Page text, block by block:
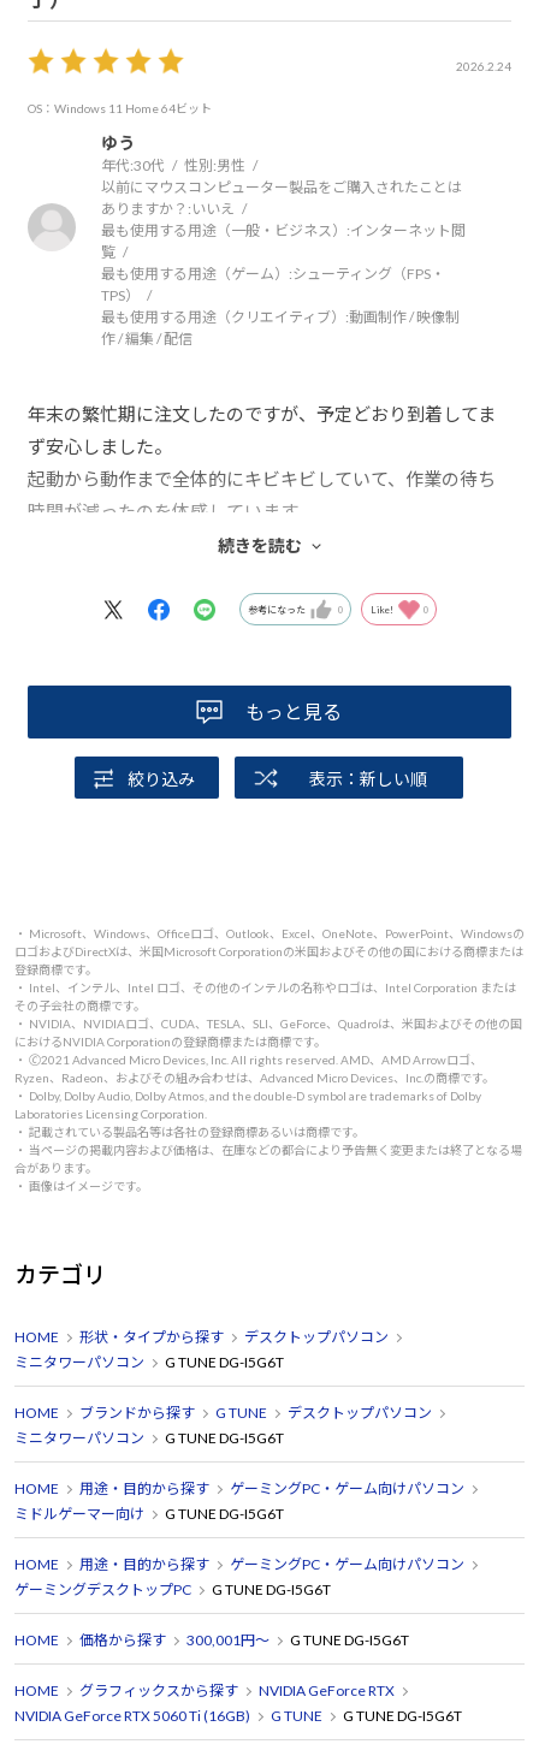
2026.2.24
OS：Windows 11 Home 64ビット
ゆう
年代:30代 性別:男性
以前にマウスコンピューター製品をご購入されたことは
ありますか？: いいえ
最も使用する用途（一般・ビジネス）:インターネット閲
覧
最も使用する用途（ゲーム）:シューティング（FPS・
TPS）
最も使用する用途（クリエイティブ）:動画制作 / 映像制
作 / 編集 / 配信
年末の繁忙期に注文したのですが、予定どおり到着してま
ず安心しました。
起動から動作まで全体的にキビキビしていて、作業の待ち
時間が減ったのを体感しています。
質感が良く、デスクに置いた瞬間に「いい買い物したな」
く使い始められる印象です。
性能だけでなく所有感まで満たされる一台でした。次回の
買い替えでも、またマウスコンピューターさんを候補にし
続きを読む
参考になった 0 Like! 0
もっと見る
絞り込み 表示：新しい順
・ Microsoft、Windows、Officeロゴ、Outlook、Excel、OneNote、PowerPoint、Windowsの
ロゴおよびDirectXは、米国Microsoft Corporationの米国およびその他の国における商標または
登録商標です。
・ Intel、インテル、Intel ロゴ、その他のインテルの名称やロゴは、Intel Corporation または
その子会社の商標です。
・ NVIDIA、NVIDIAロゴ、CUDA、TESLA、SLI、GeForce、Quadroは、米国およびその他の国
におけるNVIDIA Corporationの登録商標または商標です。
・ 🄫2021 Advanced Micro Devices, Inc. All rights reserved. AMD、AMD Arrowロゴ、
Ryzen、Radeon、およびその組み合わせは、Advanced Micro Devices、Inc.の商標です。
・ Dolby, Dolby Audio, Dolby Atmos, and the double-D symbol are trademarks of Dolby
Laboratories Licensing Corporation.
・ 記載されている製品名等は各社の登録商標あるいは商標です。
・ 当ページの掲載内容および価格は、在庫などの都合により予告無く変更または終了となる場
合があります。
・ 画像はイメージです。
カテゴリ
HOME 形状・タイプから探す
デスクトップパソコン
ミニタワーパソコン
G TUNE DG-I5G6T
HOME ブランドから探す G TUNE
デスクトップパソコン
ミニタワーパソコン
G TUNE DG-I5G6T
HOME 用途・目的から探す
ゲーミングPC・ゲーム向けパソコン
ミドルゲーマー向け
G TUNE DG-I5G6T
HOME 用途・目的から探す
ゲーミングPC・ゲーム向けパソコン
ゲーミングデスクトップPC
G TUNE DG-I5G6T
HOME 価格から探す 300,001円～ G TUNE DG-I5G6T
HOME グラフィックスから探す
NVIDIA GeForce RTX
NVIDIA GeForce RTX 5060 Ti (16GB)
G TUNE G TUNE DG-I5G6T